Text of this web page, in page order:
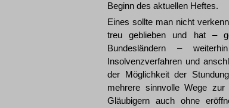
Beginn des aktuellen Heftes.
Eines sollte man nicht
treu geblieben und hat –
Bundesländern –
Insolvenzverfahren und
der Möglichkeit der
mehrere sinnvolle Wege
Gläubigern auch ohne